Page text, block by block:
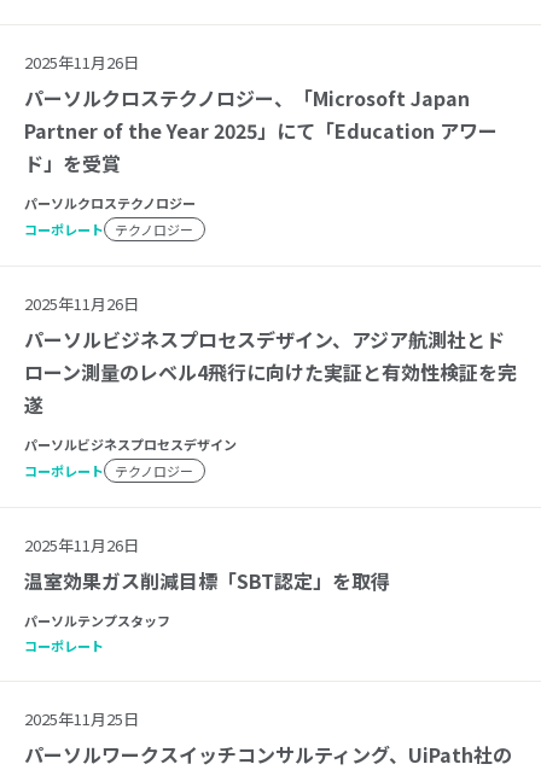
2025年11月26日
パーソルクロステクノロジー、「Microsoft Japan
Partner of the Year 2025」にて「Education アワー
ド」を受賞
パーソルクロステクノロジー
コーポレート
テクノロジー
2025年11月26日
パーソルビジネスプロセスデザイン、アジア航測社とド
ローン測量のレベル4飛行に向けた実証と有効性検証を完
遂
パーソルビジネスプロセスデザイン
コーポレート
テクノロジー
2025年11月26日
温室効果ガス削減目標「SBT認定」を取得
パーソルテンプスタッフ
コーポレート
2025年11月25日
パーソルワークスイッチコンサルティング、UiPath社の